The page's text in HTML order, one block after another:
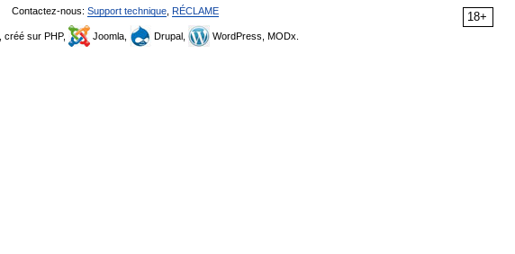
18+
Contactez-nous: Support technique RÉCLAME
, créé sur PHP, Joomla, Drupal, WordPress, MODx.